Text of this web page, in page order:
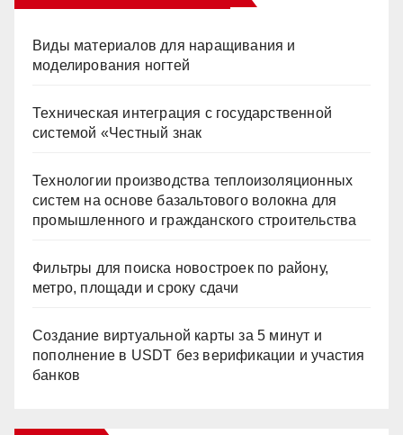
Виды материалов для наращивания и
моделирования ногтей
Техническая интеграция с государственной
системой «Честный знак
Технологии производства теплоизоляционных
систем на основе базальтового волокна для
промышленного и гражданского строительства
Фильтры для поиска новостроек по району,
метро, площади и сроку сдачи
Создание виртуальной карты за 5 минут и
пополнение в USDT без верификации и участия
банков